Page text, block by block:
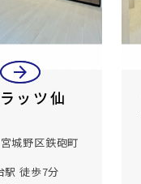
arrow_back
arrow_forward
ッツ仙
城野区鉄砲町
駅 徒歩7分